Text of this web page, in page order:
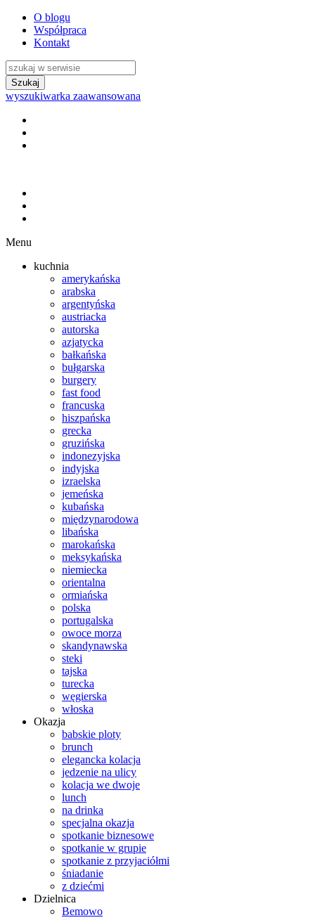
O blogu
Współpraca
Kontakt
wyszukiwarka zaawansowana
Menu
kuchnia
amerykańska
arabska
argentyńska
austriacka
autorska
azjatycka
bałkańska
bułgarska
burgery
fast food
francuska
hiszpańska
grecka
gruzińska
indonezyjska
indyjska
izraelska
jemeńska
kubańska
międzynarodowa
libańska
marokańska
meksykańska
niemiecka
orientalna
ormiańska
polska
portugalska
owoce morza
skandynawska
steki
tajska
turecka
węgierska
włoska
Okazja
babskie ploty
brunch
elegancka kolacja
jedzenie na ulicy
kolacja we dwoje
lunch
na drinka
specjalna okazja
spotkanie biznesowe
spotkanie w grupie
spotkanie z przyjaciółmi
śniadanie
z dziećmi
Dzielnica
Bemowo